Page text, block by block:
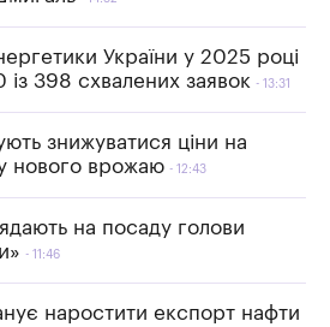
України у 2025 році
із 398 схвалених заявок
13:31
знижуватися ціни на
нового врожаю
12:43
на посаду голови
11:46
наростити експорт нафти